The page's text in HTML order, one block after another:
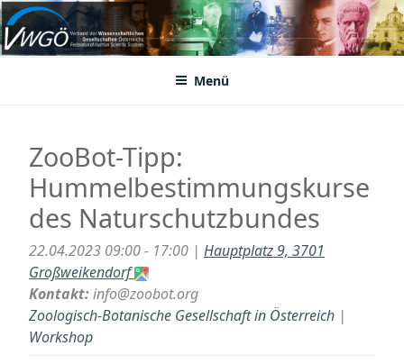
Zum
Inhalt
springenVWGÖ
Federation of Austrian Scientific Societies
Menü
ZooBot-Tipp:
Hummelbestimmungskurse
des Naturschutzbundes
22.04.2023 09:00 - 17:00 | Hauptplatz 9, 3701
Großweikendorf
Kontakt:info@zoobot.org
Zoologisch-Botanische Gesellschaft in Österreich |
Workshop